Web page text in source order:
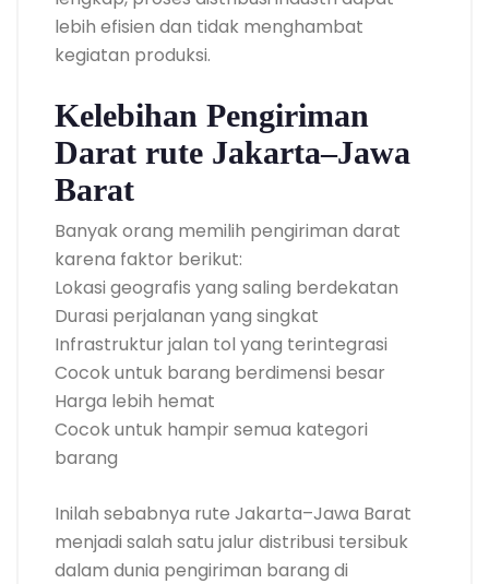
lebih efisien dan tidak menghambat
kegiatan produksi.
Kelebihan Pengiriman
Darat rute Jakarta–Jawa
Barat
Banyak orang memilih pengiriman darat
karena faktor berikut:
Lokasi geografis yang saling berdekatan
Durasi perjalanan yang singkat
Infrastruktur jalan tol yang terintegrasi
Cocok untuk barang berdimensi besar
Harga lebih hemat
Cocok untuk hampir semua kategori
barang
Inilah sebabnya rute Jakarta–Jawa Barat
menjadi salah satu jalur distribusi tersibuk
dalam dunia pengiriman barang di